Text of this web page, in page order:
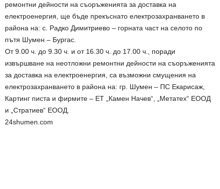
ремонтни дейности на съоръженията за доставка на
електроенергия, ще бъде прекъснато електрозахранването в
района на: с. Радко Димитриево – горната част на селото по
пътя Шумен – Бургас.
От 9.00 ч. до 9.30 ч. и от 16.30 ч. до 17.00 ч., поради
извършване на неотложни ремонтни дейности на съоръженията
за доставка на електроенергия, са възможни смущения на
електрозахранването в района на: гр. Шумен – ПС Екарисаж,
Картинг писта и фирмите – ЕТ „Камен Начев“, „Метатех“ ЕООД
и „Стратиев“ ЕООД.
24shumen.com